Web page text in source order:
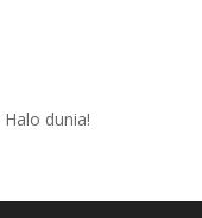
Halo dunia!